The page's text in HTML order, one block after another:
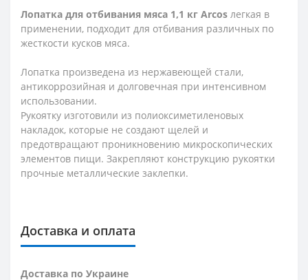
Лопатка для отбивания мяса 1,1 кг Arcos легкая в
применении, подходит для отбивания различных по
жесткости кусков мяса.
Лопатка произведена из нержавеющей стали,
антикоррозийная и долговечная при интенсивном
использовании.
Рукоятку изготовили из полиоксиметиленовых
накладок, которые не создают щелей и
предотвращают проникновению микроскопических
элементов пищи. Закрепляют конструкцию рукоятки
прочные металлические заклепки.
Доставка и оплата
Доставка по Украине